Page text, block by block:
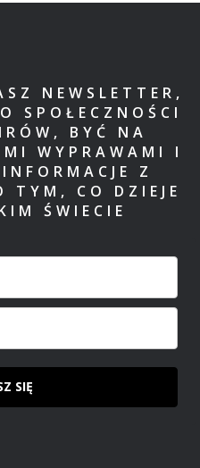
NEWSLETTER,
SPOŁECZNOŚCI
BYĆ NA
WYPRAWAMI I
Z
TYM, CO DZIEJE
ŚWIECIE
SIĘ